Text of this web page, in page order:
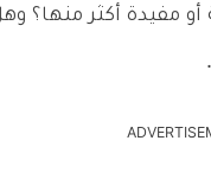
مفيدة أكثر منها؟